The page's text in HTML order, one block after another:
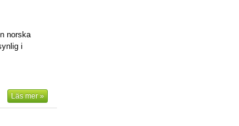
norska
i
Läs mer »